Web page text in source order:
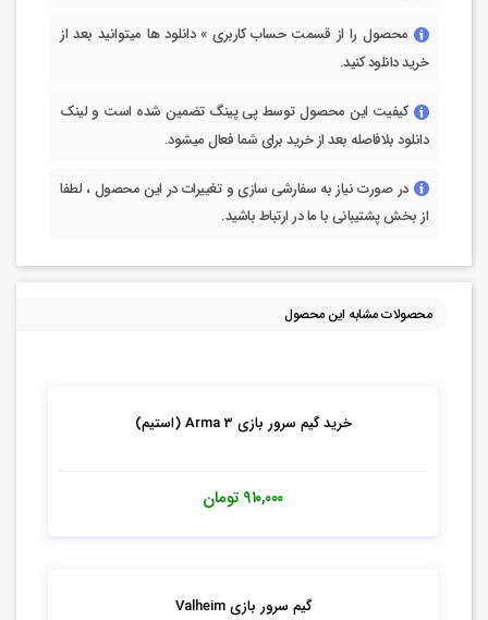
محصول را از قسمت حساب کاربری » دانلود ها میتوانید بعد از
خرید دانلود کنید.
کیفیت این محصول توسط پی پینگ تضمین شده است و لینک
دانلود بلافاصله بعد از خرید برای شما فعال میشود.
در صورت نیاز به سفارشی سازی و تغییرات در این محصول ، لطفا
از بخش پشتیبانی با ما در ارتباط باشید.
محصولات مشابه این محصول
خرید گیم سرور بازی Arma 3 (استیم)
۹۱۰,۰۰۰ تومان
گیم سرور بازی Valheim